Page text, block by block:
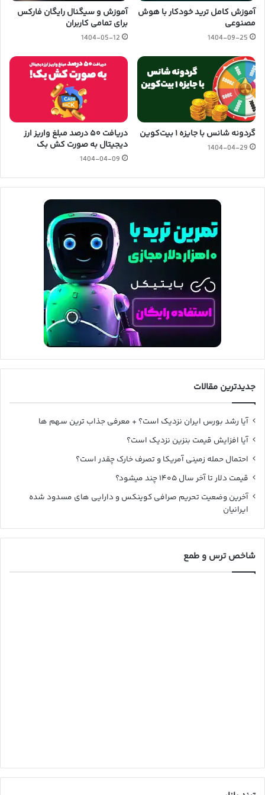
آموزش کامل ترید خودکار با هوش
مصنوعی
1404-09-25
آموزش و سیگنال رایگان فارکس
برای تمامی کاربران
1404-05-12
گردونه شانس با جایزه ۱ بیت‌کوین
1404-04-29
دریافت ۵۰ درصد مبلغ واریز ارز
دیجیتال به صورت کش بک
1404-04-09
جدیدترین مقالات
آیا رشد بورس ایران نزدیک است؟ + معرفی جذاب ترین سهم ها
آیا افزایش قیمت بنزین نزدیک است؟
احتمال حمله زمینی آمریکا و تصرف خارک چقدر است؟
قیمت دلار تا آخر سال ۱۴۰۵ چند میشود؟
آخرین وضعیت تحریم صرافی کوینکس و دارایی های مسدود شده
ایرانیان
شاخص ترس و طمع